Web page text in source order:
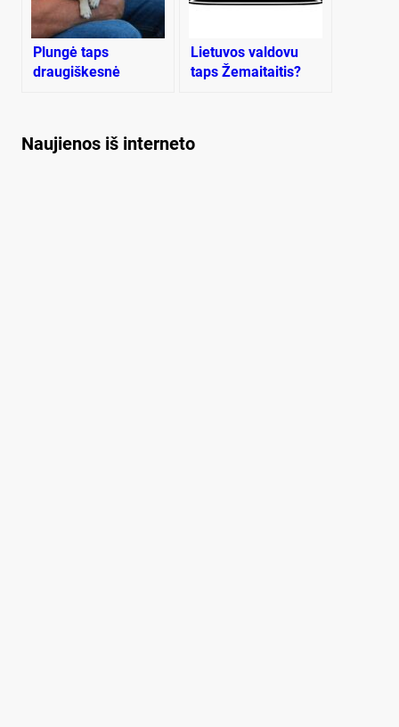
Plungė taps
draugiškesnė
Lietuvos valdovu
taps Žemaitaitis?
Naujienos iš interneto